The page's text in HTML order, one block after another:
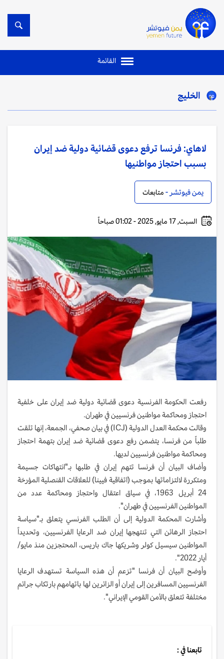
القائمة
الخليج
لاهاي: فرنسا ترفع دعوى قضائية دولية ضد إيران
بسبب احتجاز مواطنيها
يمن فيوتشر - متابعات
السبت, 17 مايو, 2025 - 01:02 صباحاً
رفعت الحكومة الفرنسية دعوى قضائية دولية ضد إيران على خلفية
احتجاز ومحاكمة مواطنين فرنسيين في طهران.
وقالت محكمة العدل الدولية (ICJ) في بيان صحفي، الجمعة، إنها تلقت
طلباً من فرنسا، يتضمن رفع دعوى قضائية ضد إيران بتهمة احتجاز
ومحاكمة مواطنين فرنسيين لديها.
وأضاف البيان أن فرنسا تتهم إيران في طلبها بـ"انتهاكات جسيمة
ومتكررة لالتزاماتها بموجب (اتفاقية فيينا) للعلاقات القنصلية المؤرخة
24 أبريل 1963، في سياق اعتقال واحتجاز ومحاكمة عدد من
المواطنين الفرنسيين في طهران".
وأشارت المحكمة الدولية إلى أن الطلب الفرنسي يتعلق بـ"سياسة
احتجاز الرهائن التي تنتهجها إيران ضد الرعايا الفرنسيين، وتحديداً
المواطنين سيسيل كولر وشريكها جاك باريس، المحتجزين منذ مايو/
أيار 2022".
وأوضح البيان أن فرنسا "تزعم أن هذه السياسة تستهدف الرعايا
الفرنسيين المسافرين إلى إيران أو الزائرين لها باتهامهم بارتكاب جرائم
مختلفة تتعلق بالأمن القومي الإيراني".
تابعنا في :